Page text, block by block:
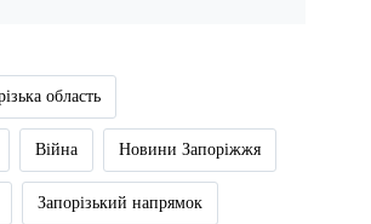
область
Війна Новини Запоріжжя
Запорізький напрямок